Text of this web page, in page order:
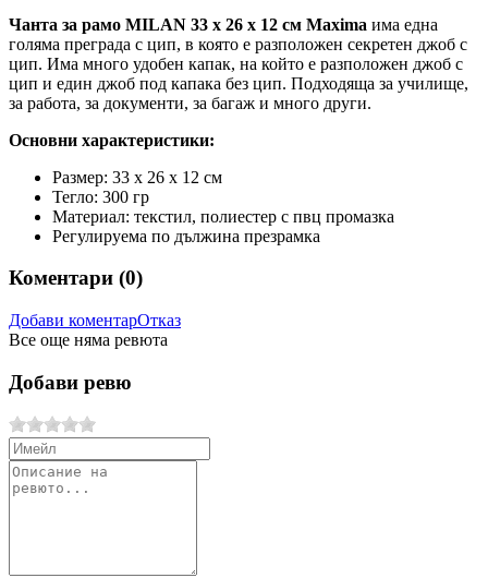
Чанта за рамо MILAN 33 х 26 х 12 см Maxima има една
голяма преграда с цип, в която е разположен секретен джоб с
цип. Има много удобен капак, на който е разположен джоб с
цип и един джоб под капака без цип. Подходяща за училище,
за работа, за документи, за багаж и много други.
Основни характеристики:
Размер: 33 х 26 х 12 см
Тегло: 300 гр
Материал: текстил, полиестер с пвц промазка
Регулируема по дължина презрамка
Коментари (0)
Добави коментарОтказ
Все още няма ревюта
Добави ревю